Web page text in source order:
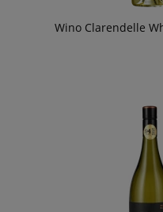
Wino Clarendelle